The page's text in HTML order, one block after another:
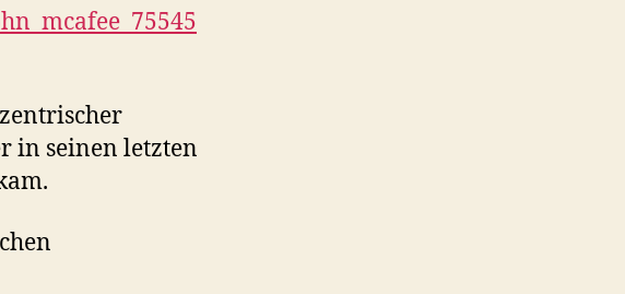
in seinen letzten